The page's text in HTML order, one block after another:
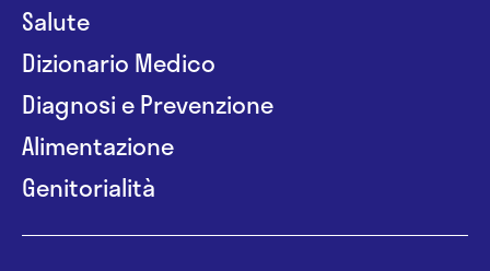
Salute
Dizionario Medico
Diagnosi e Prevenzione
Alimentazione
Genitorialità